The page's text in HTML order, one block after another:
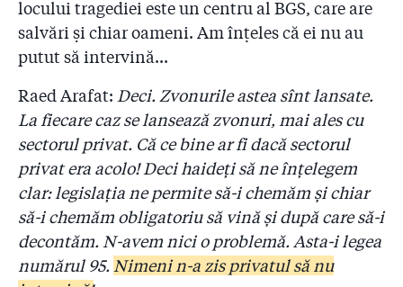
locului tragediei este un centru al BGS, care are
salvări și chiar oameni. Am înțeles că ei nu au
putut să intervină...
Raed Arafat: Deci. Zvonurile astea sînt lansate.
La fiecare caz se lansează zvonuri, mai ales cu
sectorul privat. Că ce bine ar fi dacă sectorul
privat era acolo! Deci haideți să ne înțelegem
clar: legislația ne permite să-i chemăm și chiar
să-i chemăm obligatoriu să vină și după care să-i
decontăm. N-avem nici o problemă. Asta-i legea
numărul 95.Nimeni n-a zis privatul să nu